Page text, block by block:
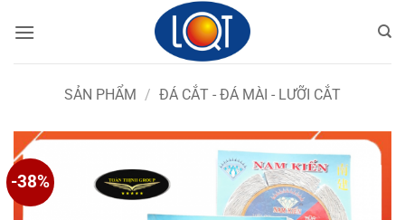
qua
SẢN PHẨM / ĐÁ CẮT - ĐÁ MÀI - LƯỠI CẮT
-38%